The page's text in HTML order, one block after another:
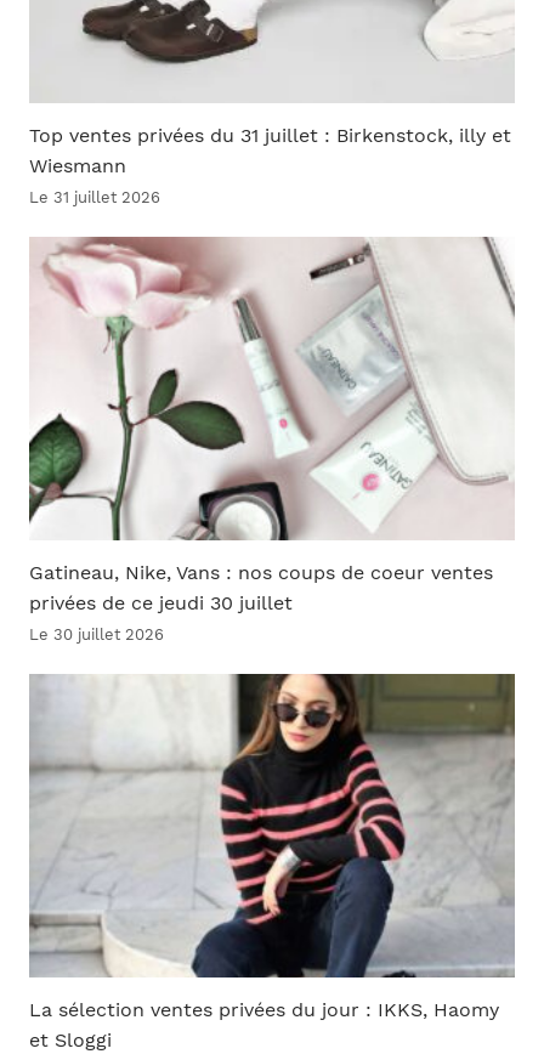
Top ventes privées du 31 juillet : Birkenstock, illy et
Wiesmann
Le 31 juillet 2026
Gatineau, Nike, Vans : nos coups de coeur ventes
privées de ce jeudi 30 juillet
Le 30 juillet 2026
La sélection ventes privées du jour : IKKS, Haomy
et Sloggi